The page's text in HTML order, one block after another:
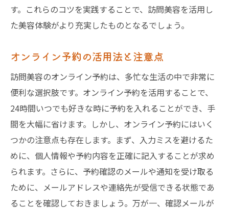
す。これらのコツを実践することで、訪問美容を活用し
た美容体験がより充実したものとなるでしょう。
オンライン予約の活用法と注意点
訪問美容のオンライン予約は、多忙な生活の中で非常に
便利な選択肢です。オンライン予約を活用することで、
24時間いつでも好きな時に予約を入れることができ、手
間を大幅に省けます。しかし、オンライン予約にはいく
つかの注意点も存在します。まず、入力ミスを避けるた
めに、個人情報や予約内容を正確に記入することが求め
られます。さらに、予約確認のメールや通知を受け取る
ために、メールアドレスや連絡先が受信できる状態であ
ることを確認しておきましょう。万が一、確認メールが